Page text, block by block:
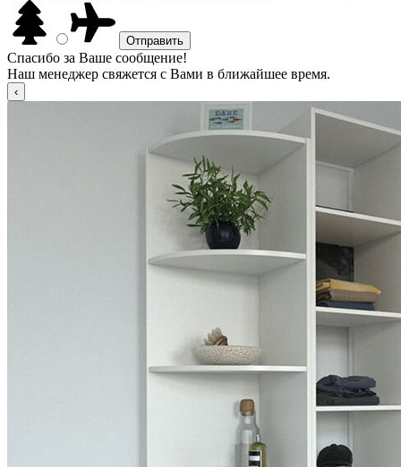
Спасибо за Ваше сообщение!
Наш менеджер свяжется с Вами в ближайшее время.